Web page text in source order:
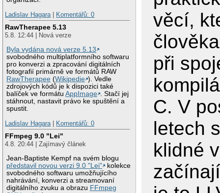
Ladislav Hagara
Komentářů: 0
RawTherapee 5.13
5.8. 12:44 | Nová verze
Byla vydána nová verze 5.13
svobodného multiplatformního softwaru
pro konverzi a zpracování digitálních
fotografií primárně ve formátů RAW
RawTherapee (Wikipedie ). Vedle
zdrojových kódů je k dispozici také
balíček ve formátuAppImage . Stačí jej
stáhnout, nastavit právo ke spuštění a
spustit.
Ladislav Hagara
Komentářů: 0
FFmpeg 9.0 "Lei"
4.8. 20:44 | Zajímavý článek
Jean-Baptiste Kempf na svém blogu
představil novou verzi 9.0 "Lei"
kolekce
svobodného softwaru umožňujícího
nahrávání, konverzi a streamovaní
digitálního zvuku a obrazu FFmpeg
věcí,
při
C. V
letech
klidné